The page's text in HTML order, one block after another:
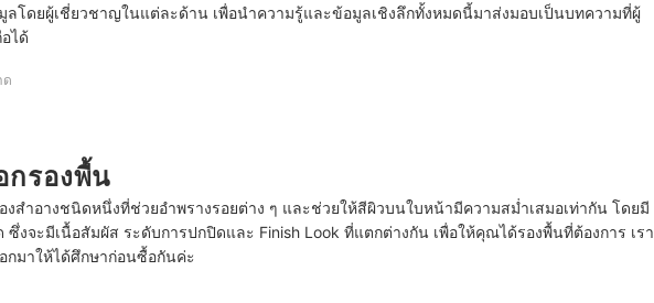
วกับรองพื้น ถูกและดี
ลโดยผู้เชี่ยวชาญในแต่ละด้าน เพื่อนำความรู้และข้อมูลเชิงลึกทั้งหมดนี้มาส่งมอบเป็นบทความที่ผู้
ได้
ด
กรองพื้น
งสำอางชนิดหนึ่งที่ช่วยอำพรางรอยต่าง ๆ และช่วยให้สีผิวบนใบหน้ามีความสม่ำเสมอเท่ากัน โดยมี
ซึ่งจะมีเนื้อสัมผัส ระดับการปกปิดและ Finish Look ที่แตกต่างกัน เพื่อให้คุณได้รองพื้นที่ต้องการ เรา
กมาให้ได้ศึกษาก่อนซื้อกันค่ะ